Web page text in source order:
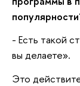
- Есть такой
вы делаете».
Это